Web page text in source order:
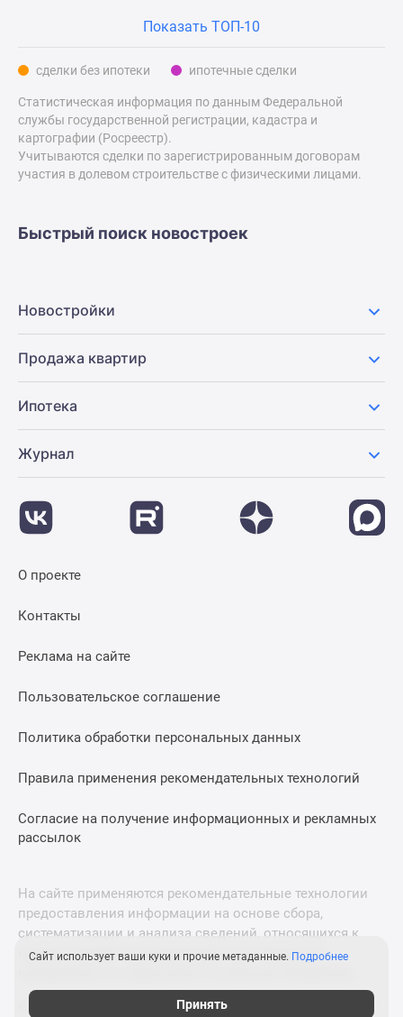
скидками
41%
Видео
360°
новостроек
Rutube
реновации
Москве
Новостройки
премиум-
класса
Новостройки
бизнес-
класса
Траншевая
Дома
Коттеджные
Москве
коттеджные
поселки
коттеджные
поселки
Коттеджные
поселки
Показать ТОП-10
сделки без ипотеки ипотечные сделки
Статистическая информация по данным Федеральной
службы государственной регистрации, кадастра и
картографии (Росреестр).
Учитываются сделки по зарегистрированным договорам
участия в долевом строительстве с физическими лицами.
Быстрый поиск новостроек
Новостройки
Продажа квартир
Ипотека
Журнал
О проекте
Контакты
Реклама на сайте
Пользовательское соглашение
Политика обработки персональных данных
Правила применения рекомендательных технологий
Согласие на получение информационных и рекламных
рассылок
На сайте применяются рекомендательные технологии
предоставления информации на основе сбора,
систематизации и анализа сведений, относящихся к
предпочтениям пользователей сети «Интернет»,
© 2011—2026 Новострой-М. Все права защищены. Всё,
Сайт использует ваши куки и прочие метаданные. Подробнее
Принять